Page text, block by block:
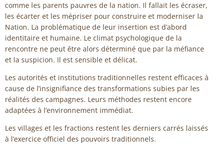
comme les parents pauvres de la nation. Il fallait les écraser,
les écarter et les mépriser pour construire et moderniser la
Nation. La problématique de leur insertion est d’abord
identitaire et humaine. Le climat psychologique de la
rencontre ne peut être alors déterminé que par la méfiance
et la suspicion. Il est sensible et délicat.
Les autorités et institutions traditionnelles restent efficaces à
cause de l’insignifiance des transformations subies par les
réalités des campagnes. Leurs méthodes restent encore
adaptées à l’environnement immédiat.
Les villages et les fractions restent les derniers carrés laissés
à l’exercice officiel des pouvoirs traditionnels.